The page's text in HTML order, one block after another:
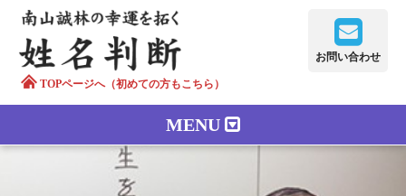
TOPページへ（初めての方もこちら）
お問い合わせ
MENU